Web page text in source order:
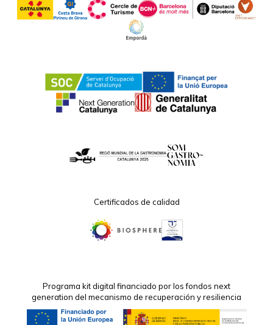
Certificados de calidad
Programa kit digital financiado por los fondos next
generation del mecanismo de recuperación y resiliencia